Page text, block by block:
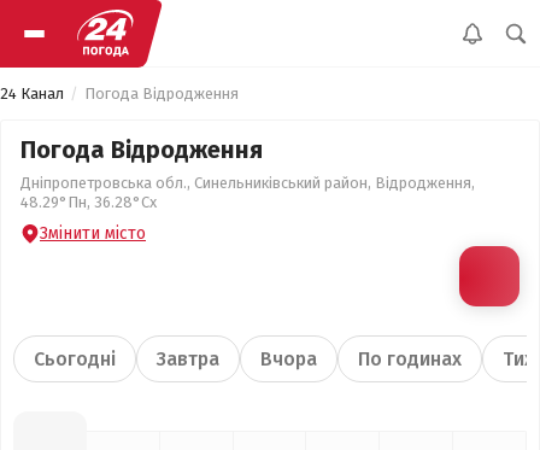
24 Канал Погода Відродження
Погода Відродження
Дніпропетровська обл., Синельниківський район, Відродження,
48.29°Пн, 36.28°Сх
Змінити місто
Сьогодні Завтра Вчора По годинах